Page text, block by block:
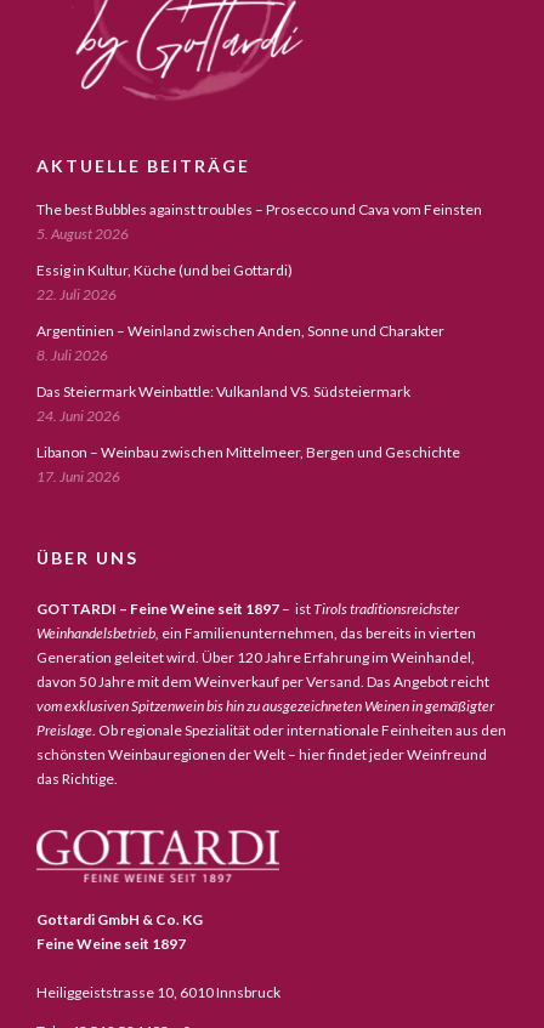
AKTUELLE BEITRÄGE
The best Bubbles against troubles – Prosecco und Cava vom Feinsten
5. August 2026
Essig in Kultur, Küche (und bei Gottardi)
22. Juli 2026
Argentinien – Weinland zwischen Anden, Sonne und Charakter
8. Juli 2026
Das Steiermark Weinbattle: Vulkanland VS. Südsteiermark
24. Juni 2026
Libanon – Weinbau zwischen Mittelmeer, Bergen und Geschichte
17. Juni 2026
ÜBER UNS
GOTTARDI – Feine Weine seit 1897 – istTirols traditionsreichster
Weinhandelsbetrieb, ein Familienunternehmen, das bereits in vierten
Generation geleitet wird. Über 120 Jahre Erfahrung im Weinhandel,
davon 50 Jahre mit dem Weinverkauf per Versand. Das Angebot reicht
vom exklusiven Spitzenwein bis hin zu ausgezeichneten Weinen in gemäßigter
Preislage . Ob regionale Spezialität oder internationale Feinheiten aus den
schönsten Weinbauregionen der Welt – hier findet jeder Weinfreund
das Richtige.
Gottardi GmbH & Co. KG
Feine Weine seit 1897
Heiliggeiststrasse 10, 6010 Innsbruck